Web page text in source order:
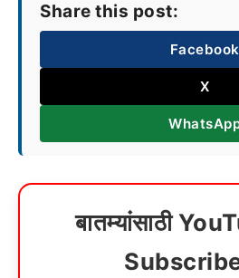
Share this post:
Facebook
X
बातम्यांसाठी